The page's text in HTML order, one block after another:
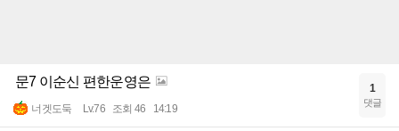
문7 이순신 편한운영은
너겟도둑 Lv.76 조회 46 14:19
1
댓글